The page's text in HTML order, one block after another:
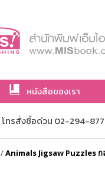
หนังสือของเรา
เกี่ยวกับเรา
โทรสั่งซื้อด่วน 02-294-
/Animals Jigsaw Puzzles ก